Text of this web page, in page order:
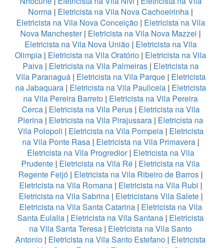
Norma | Eletricista na Vila Nova Cachoeirinha |
Eletricista na Vila Nova Conceição| Eletricista na Vila
Nova Manchester| Eletricista na Vila Nova Mazzei |
Eletricista na Vila Nova União| Eletricista na Vila
Olimpia | Eletricista na Vila Oratório | Eletricista na Vila
Paiva| Eletricista na Vila Palmeiras| Eletricista na
Vila Paranaguá| Eletricista na Vila Parque| Eletricista
na Jabaquara| Eletricista na Vila Pauliceia| Eletricista
na Vila Pereira Barreto | Eletricista na Vila Pereira
Cerca| Eletricista na Vila Perus| Eletricista na Vila
Pierina | Eletricista na Vila Pirajussara | Eletricista na
Vila Polopoli | Eletricista na Vila Pompeia| Eletricista
na Vila Ponte Rasa| Eletricista na Vila Primavera|
Eletricista na Vila Progredior| Eletricista na Vila
Prudente | Eletricista na Vila Ré | Eletricista na Vila
Regente Feijó | Eletricista na Vila Ribeiro de Barros |
Eletricista na Vila Romana| Eletricista na Vila Rubi |
Eletricista na Vila Sabrina| Eletricistans Vila Salete|
Eletricista na Vila Santa Catarina| Eletricista na Vila
Santa Eulalia | Eletricista na Vila Santana | Eletricista
na Vila Santa Teresa | Eletricista na Vila Santo
Antonio | Eletricista na Vila Santo Estefano | Eletricista